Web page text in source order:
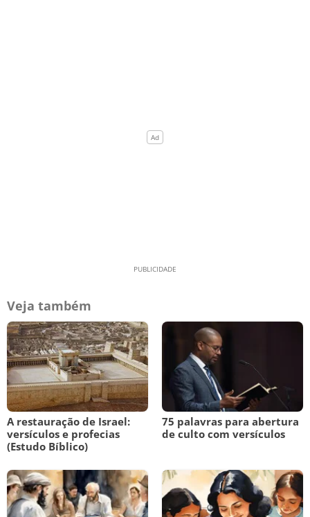
Veja também
A restauração de Israel:
versículos e profecias
(Estudo Bíblico)
75 palavras para abertura
de culto com versículos